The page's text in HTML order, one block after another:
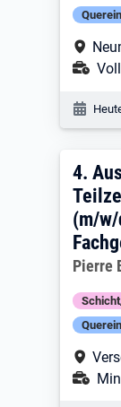
4.
4.
(m/
Pierre